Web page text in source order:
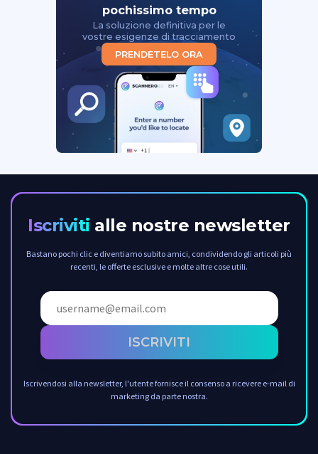
pochissimo tempo
La soluzione definitiva per le
vostre esigenze di tracciamento
PRENDETELO ORA
Iscriviti alle nostre newsletter
Bastano pochi clic e diventiamo subito amici, condividendo gli articoli più
recenti, le offerte esclusive e molte altre cose utili.
ISCRIVITI
Iscrivendosi alla newsletter, l'utente fornisce il consenso a ricevere e-mail di
marketing da parte nostra.